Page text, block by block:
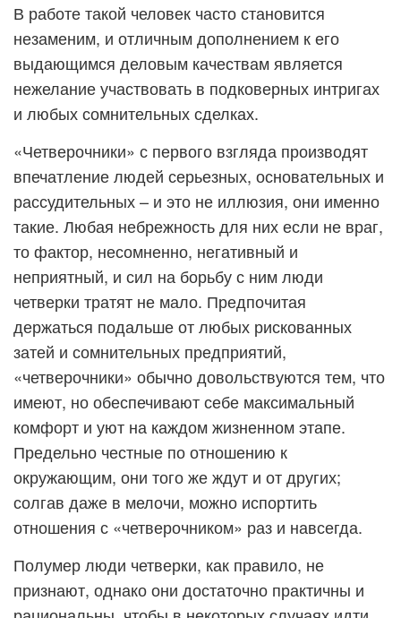
В работе такой человек часто становится
незаменим, и отличным дополнением к его
выдающимся деловым качествам является
нежелание участвовать в подковерных интригах
и любых сомнительных сделках.
«Четверочники» с первого взгляда производят
впечатление людей серьезных, основательных и
рассудительных – и это не иллюзия, они именно
такие. Любая небрежность для них если не враг,
то фактор, несомненно, негативный и
неприятный, и сил на борьбу с ним люди
четверки тратят не мало. Предпочитая
держаться подальше от любых рискованных
затей и сомнительных предприятий,
«четверочники» обычно довольствуются тем, что
имеют, но обеспечивают себе максимальный
комфорт и уют на каждом жизненном этапе.
Предельно честные по отношению к
окружающим, они того же ждут и от других;
солгав даже в мелочи, можно испортить
отношения с «четверочником» раз и навсегда.
Полумер люди четверки, как правило, не
признают, однако они достаточно практичны и